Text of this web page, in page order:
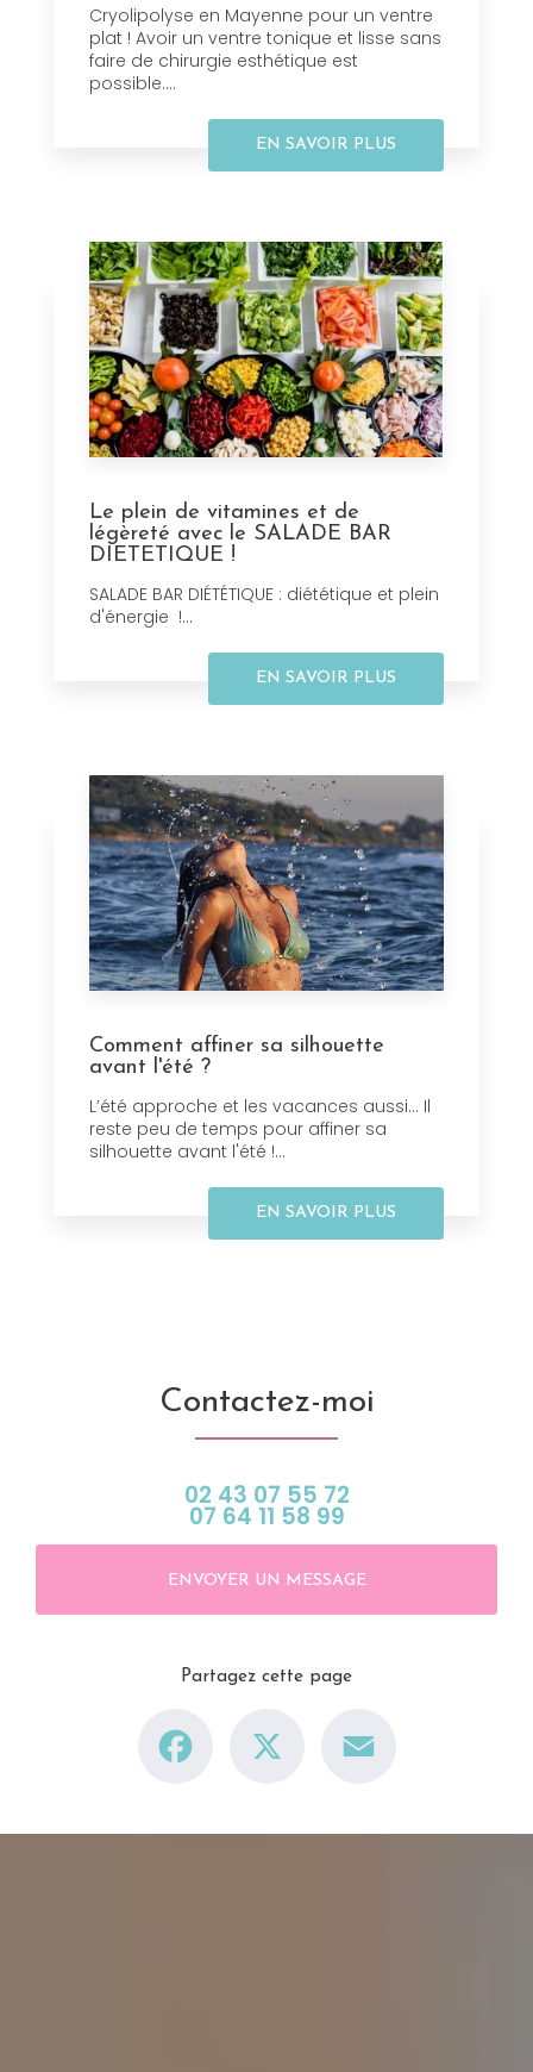
Cryolipolyse en Mayenne pour un ventre
plat ! Avoir un ventre tonique et lisse sans
faire de chirurgie esthétique est
possible....
EN SAVOIR PLUS
Le plein de vitamines et de
légèreté avec le SALADE BAR
DIETETIQUE !
SALADE BAR DIÉTÉTIQUE : diététique et plein
d'énergie !...
EN SAVOIR PLUS
Comment affiner sa silhouette
avant l'été ?
L’été approche et les vacances aussi... Il
reste peu de temps pour affiner sa
silhouette avant l'été !...
EN SAVOIR PLUS
Contactez-moi
02 43 07 55 72
07 64 11 58 99
ENVOYER UN MESSAGE
Partagez cette page